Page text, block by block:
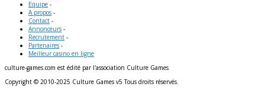
Equipe -
A propos -
Contact -
Annonceurs -
Recrutement -
Partenaires -
Meilleur casino en ligne
culture-games.com est édité par l'association Culture Games
Copyright © 2010-2025 Culture Games v5 Tous droits réservés.